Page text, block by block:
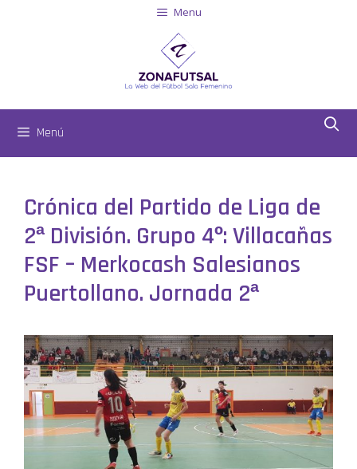
Menu
Menú
Crónica del Partido de Liga de
2ª División. Grupo 4º: Villacañas
FSF – Merkocash Salesianos
Puertollano. Jornada 2ª